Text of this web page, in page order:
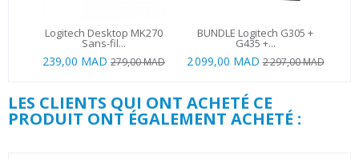
Logitech Desktop MK270
Sans-fil...
239,00 MAD 279,00 MAD
BUNDLE Logitech G305 +
G435 +...
2 099,00 MAD 2 297,00 MAD
LES CLIENTS QUI ONT ACHETÉ CE
PRODUIT ONT ÉGALEMENT ACHETÉ :